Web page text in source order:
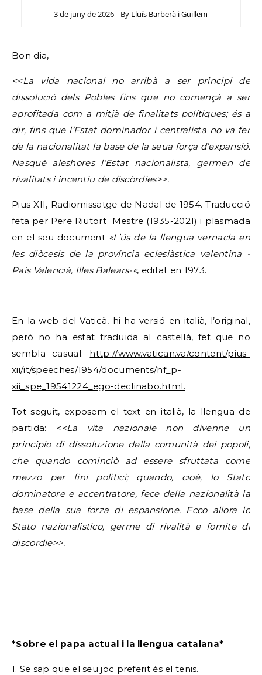
3 de juny de 2026 - By Lluís Barberà i Guillem
Bon dia,
<<La vida nacional no arribà a ser principi de
dissolució dels Pobles fins que no començà a ser
aprofitada com a mitjà de finalitats polítiques; és a
dir, fins que l’Estat dominador i centralista no va fer
de la nacionalitat la base de la seua força d’expansió.
Nasqué aleshores l’Estat nacionalista, germen de
rivalitats i incentiu de discòrdies>>.
Pius XII, Radiomissatge de Nadal de 1954. Traducció
feta per Pere Riutort Mestre (1935-2021) i plasmada
en el seu document «L’ús de la llengua vernacla en
les diòcesis de la província eclesiàstica valentina -
País Valencià, Illes Balears-«, editat en 1973.
En la web del Vaticà, hi ha versió en italià, l’original,
però no ha estat traduïda al castellà, fet que no
sembla casual: http://www.vatican.va/content/pius-
xii/it/speeches/1954/documents/hf_p-
xii_spe_19541224_ego-declinabo.html.
Tot seguit, exposem el text en italià, la llengua de
partida: <<La vita nazionale non divenne un
principio di dissoluzione della comunità dei popoli,
che quando cominciò ad essere sfruttata come
mezzo per fini politici; quando, cioè, lo Stato
dominatore e accentratore, fece della nazionalità la
base della sua forza di espansione. Ecco allora lo
Stato nazionalistico, germe di rivalità e fomite di
discordie>>.
*Sobre el papa actual i la llengua catalana*
1. Se sap que el seu joc preferit és el tenis.